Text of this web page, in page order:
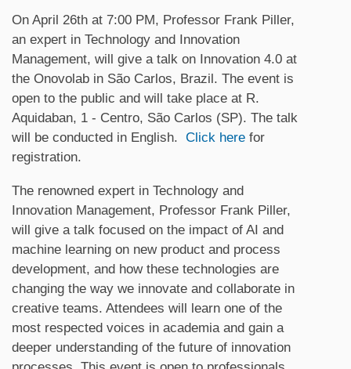
On April 26th at 7:00 PM, Professor Frank Piller,
an expert in Technology and Innovation
Management, will give a talk on Innovation 4.0 at
the Onovolab in São Carlos, Brazil. The event is
open to the public and will take place at R.
Aquidaban, 1 - Centro, São Carlos (SP). The talk
will be conducted in English. Click here for
registration.
The renowned expert in Technology and
Innovation Management, Professor Frank Piller,
will give a talk focused on the impact of AI and
machine learning on new product and process
development, and how these technologies are
changing the way we innovate and collaborate in
creative teams. Attendees will learn one of the
most respected voices in academia and gain a
deeper understanding of the future of innovation